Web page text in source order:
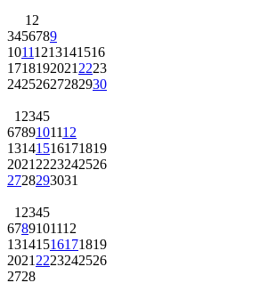
1 2
3456789
10111213141516
1718192021 2223
24252627282930
1 2345
6789101112
13141516171819
2021 2223242526
2728293031
1 2345
6789101112
13141516171819
2021 2223242526
2728